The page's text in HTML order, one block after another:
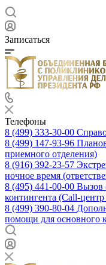
Записаться
Телефоны
8 (499) 333-30-00
8 (499) 147-93-96
приемного отделения)
8 (916) 392-23-57
ночное время
8 (495) 441-00-00 Вызов
контингента (Call-
8 (499) 390-80-04
помощи для основного